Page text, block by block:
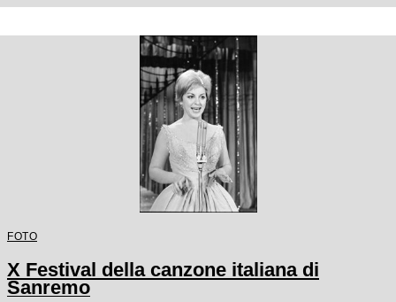
FOTO
X Festival della canzone italiana di
Sanremo